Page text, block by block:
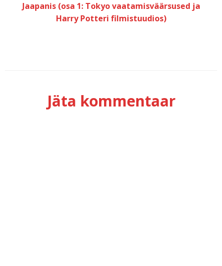
Jaapanis (osa 1: Tokyo vaatamisväärsused ja
Harry Potteri filmistuudios)
Jäta kommentaar